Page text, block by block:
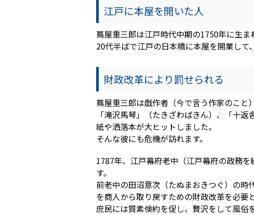
江戸に本屋を開いた人
蔦屋重三郎は江戸時代中期の1750年に生ま
20代半ばで江戸の日本橋に本屋を開業して
財政改革により罰せられる
蔦屋重三郎は戯作者（今で言う作家のこと
「滝沢馬琴」（たきざわばきん）、「十
紙や洒落本が大ヒットしました。
そんな彼にも危機が訪れます。
1787年、江戸幕府老中（江戸幕府の政務
す。
前老中の田沼意次（たぬまおきつぐ）の
を商人から取り戻すための財政改革を必要
庶民には質素倹約を促し、贅沢をして風俗